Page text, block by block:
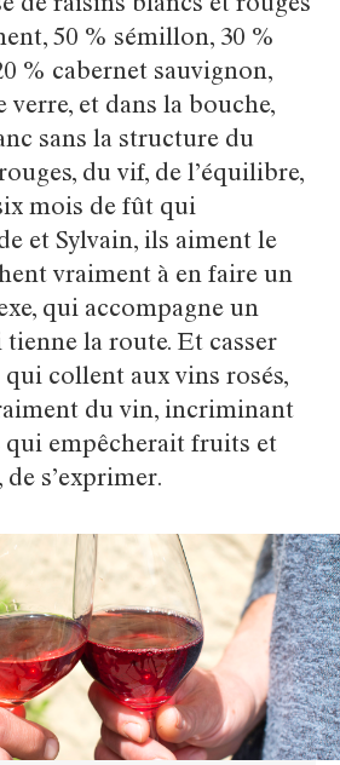
de raisins blancs et rouges
50 % sémillon, 30 %
% cabernet sauvignon,
verre, et dans la bouche,
sans la structure du
du vif, de l’équilibre,
mois de fût qui
et Sylvain, ils aiment le
vraiment à en faire un
qui accompagne un
la route. Et casser
qui collent aux vins rosés,
du vin, incriminant
qui empêcherait fruits et
s’exprimer.